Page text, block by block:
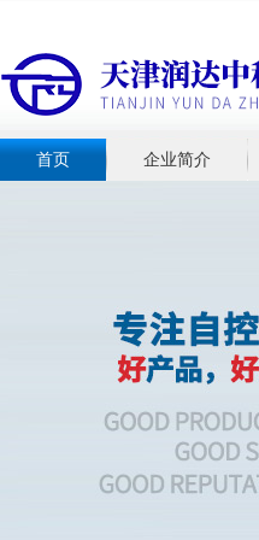
首页 企业简介